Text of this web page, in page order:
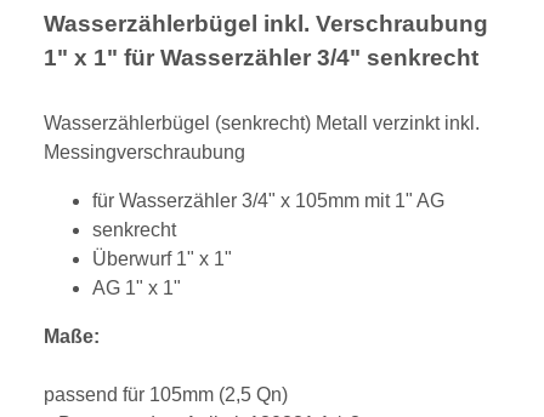
Wasserzählerbügel inkl. Verschraubung
1" x 1" für Wasserzähler 3/4" senkrecht
Wasserzählerbügel (senkrecht) Metall verzinkt inkl.
Messingverschraubung
für Wasserzähler 3/4" x 105mm mit 1" AG
senkrecht
Überwurf 1" x 1"
AG 1" x 1"
Maße:
passend für 105mm (2,5 Qn)